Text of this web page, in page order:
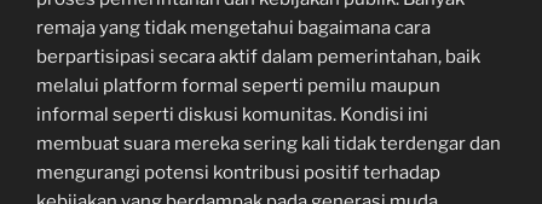
remaja yang tidak mengetahui bagaimana cara
berpartisipasi secara aktif dalam pemerintahan, baik
melalui platform formal seperti pemilu maupun
informal seperti diskusi komunitas. Kondisi ini
membuat suara mereka sering kali tidak terdengar dan
mengurangi potensi kontribusi positif terhadap